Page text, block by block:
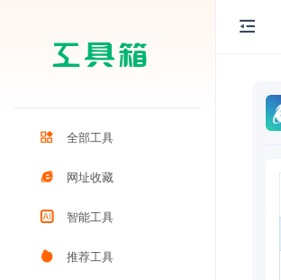
全部工具
网址收藏
智能工具
推荐工具